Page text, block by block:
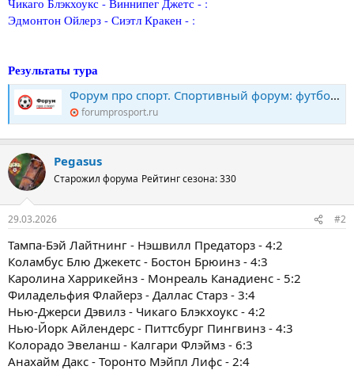
Эдмонтон Ойлерз - Сиэтл Кракен - :
Результаты тура
Форум про спорт. Спортивный форум: футбол, хоккей, биатлон, теннис. Конкурс прогнозов
forumprosport.ru
Pegasus
Старожил форума Рейтинг сезона: 330
29.03.2026 #2
Тампа-Бэй Лайтнинг - Нэшвилл Предаторз - 4:2
Коламбус Блю Джекетс - Бостон Брюинз - 4:3
Каролина Харрикейнз - Монреаль Канадиенс - 5:2
Филадельфия Флайерз - Даллас Старз - 3:4
Нью-Джерси Дэвилз - Чикаго Блэкхоукс - 4:2
Нью-Йорк Айлендерс - Питтсбург Пингвинз - 4:3
Колорадо Эвеланш - Калгари Флэймз - 6:3
Анахайм Дакс - Торонто Мэйпл Лифс - 2:4